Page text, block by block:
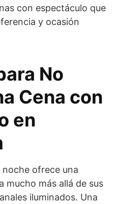
con espectáculo que
y ocasión
No
Cena con
en
ofrece una
mucho más allá de sus
iluminados. Una